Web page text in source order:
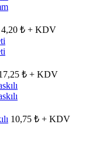
4,20 ₺ + KDV
₺ + KDV
10,75 ₺ + KDV